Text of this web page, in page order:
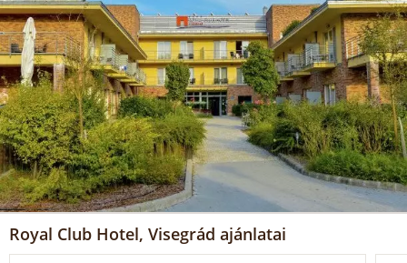
Royal Club Hotel, Visegrád ajánlatai